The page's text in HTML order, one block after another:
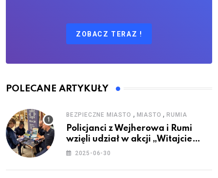
ZOBACZ TERAZ !
POLECANE ARTYKUŁY
BEZPIECZNE MIASTO , MIASTO ,RUMIA
Policjanci z Wejherowa i Rumi
wzięli udział w akcji „Witajcie
Wakacje”
2025-06-30